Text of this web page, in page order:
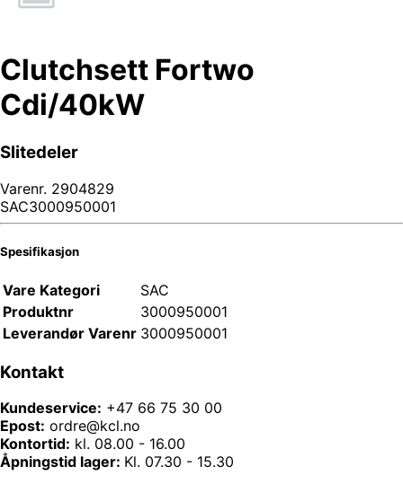
Clutchsett Fortwo
Cdi/40kW
Slitedeler
Varenr. 2904829
SAC3000950001
Spesifikasjon
Vare Kategori
SAC
Produktnr
3000950001
Leverandør Varenr 3000950001
Kontakt
Kundeservice: +47 66 75 30 00
Epost: ordre@kcl.no
Kontortid: kl. 08.00 - 16.00
Åpningstid lager: Kl. 07.30 - 15.30